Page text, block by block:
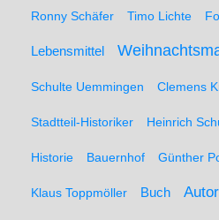
Ronny Schäfer Timo Lichte
Lebensmittel
Schulte Uemmingen Clemens
Stadtteil-Historiker Heinrich
Historie Bauernhof Günther
Klaus Toppmöller Buch Autor